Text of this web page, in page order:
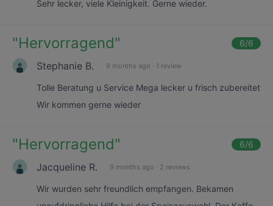
Sehr lecker, viele Kleinigkeit. Gerne wieder.
"Hervorragend" 6/6
Stephanie B. 9 months ago · 1 review
Tolle Beratung u Service Mega lecker u frisch zubereitet
Wir kommen gerne wieder
"Hervorragend" 6/6
Jacqueline R. 9 months ago · 2 reviews
Wir wurden sehr freundlich empfangen. Bekamen